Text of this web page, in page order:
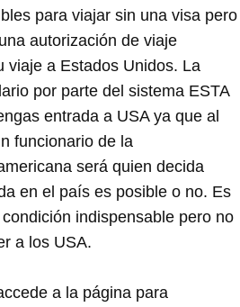
para viajar sin una visa pero
autorización de viaje
viaje a Estados Unidos. La
por parte del sistema ESTA
entrada a USA ya que al
funcionario de la
será quien decida
en el país es posible o no. Es
indispensable pero no
a los USA.
a la página para